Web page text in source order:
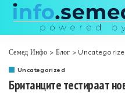
Семед Инфо > Блог >
Uncategorized
Британците тестираат